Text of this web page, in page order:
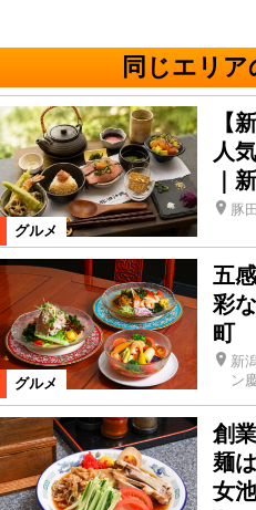
同じエリア
グルメ
【
人
｜
豚
グルメ
五
彩
町
新
ン
創
麺
女池